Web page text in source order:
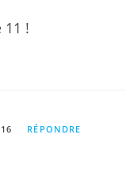
11 !
RÉPONDRE